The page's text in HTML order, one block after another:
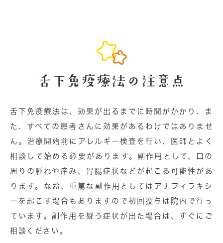
⾆下免疫療法の注意点
⾆下免疫療法は、効果が出るまでに時間がかかり、ま
た、すべての患者さんに効果があるわけではありませ
ん。治療開始前にアレルギー検査を⾏い、医師とよく
相談して始める必要があります。副作用として、口の
周りの腫れや痒み、胃腸症状などが起こる可能性があ
ります。なお、重篤な副作用としてはアナフィラキシ
ーを起こす場合もありますので初回投与は院内で⾏っ
ています。副作用を疑う症状が出た場合は、すぐにご
相談ください。